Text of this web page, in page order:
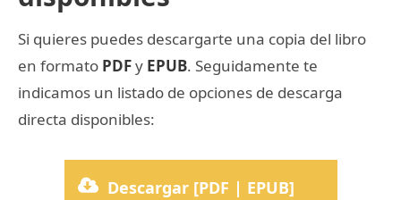
Si quieres puedes descargarte una copia del libro
en formato PDFy EPUB. Seguidamente te
indicamos un listado de opciones de descarga
directa disponibles:
Descargar [PDF | EPUB]